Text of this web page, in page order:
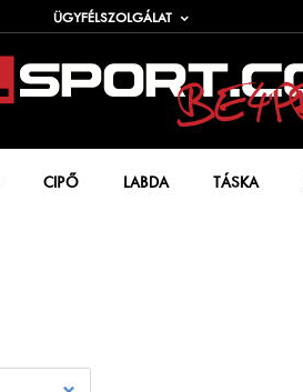
ÜGYFÉLSZOLGÁLAT
CIPŐ LABDA TÁSKA